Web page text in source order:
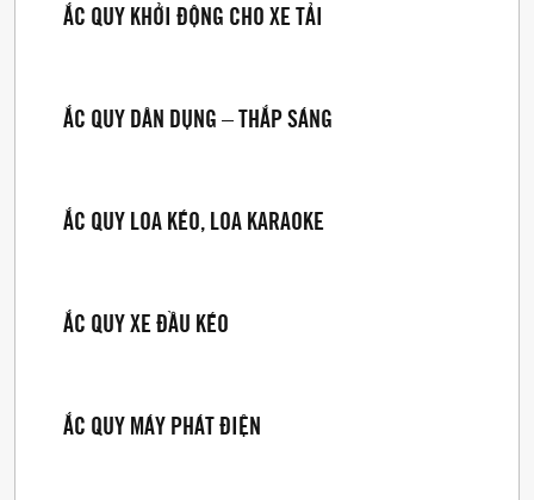
ẮC QUY KHỞI ĐỘNG CHO XE TẢI
ẮC QUY DÂN DỤNG – THẮP SÁNG
ẮC QUY LOA KÉO, LOA KARAOKE
ẮC QUY XE ĐẦU KÉO
ẮC QUY MÁY PHÁT ĐIỆN